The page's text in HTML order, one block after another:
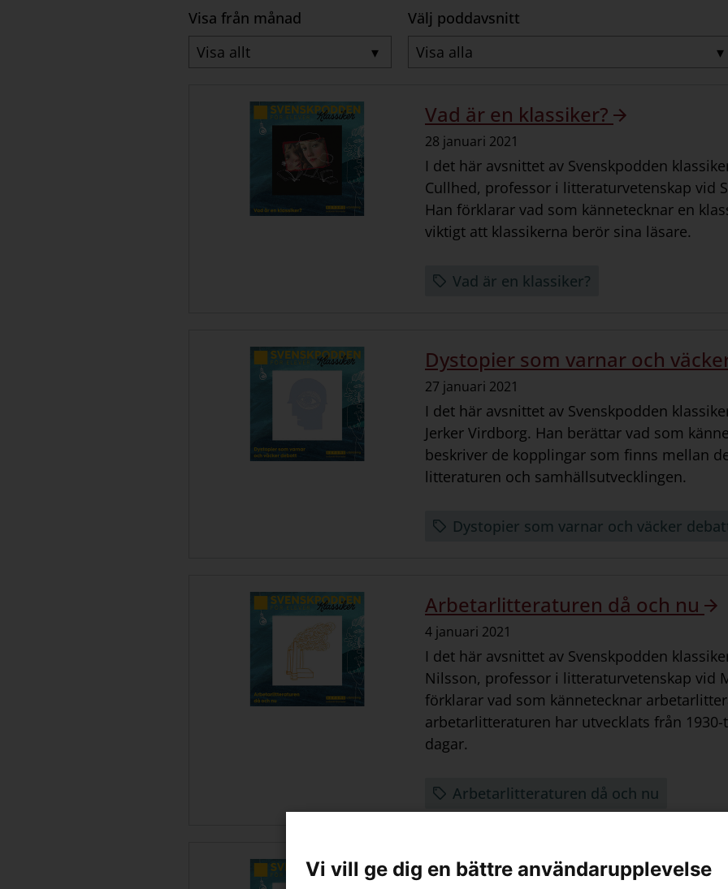
Visa från månad
▾
Välj poddavsnitt
▾
Vad är en klassiker?
Datum:
28 januari 2021
I det här avsnittet av Svenskpodden
Cullhed, professor i litteraturvetenskap vid
Han förklarar vad som kännetecknar en
viktigt att klassikerna berör sina läsare.
Vad är en klassiker?
Dystopier som varnar och
Datum:
27 januari 2021
I det här avsnittet av Svenskpodden
Jerker Virdborg. Han berättar vad som
beskriver de kopplingar som finns mellan
litteraturen och samhällsutvecklingen.
Dystopier som varnar och väcker
Arbetarlitteraturen då och nu
Datum:
4 januari 2021
I det här avsnittet av Svenskpodden
Nilsson, professor i litteraturvetenskap vid
förklarar vad som kännetecknar
arbetarlitteraturen har utvecklats från
dagar.
Arbetarlitteraturen då och nu
Modernismen och litteraturens
Vi vill ge dig en bättre användarupplevelse